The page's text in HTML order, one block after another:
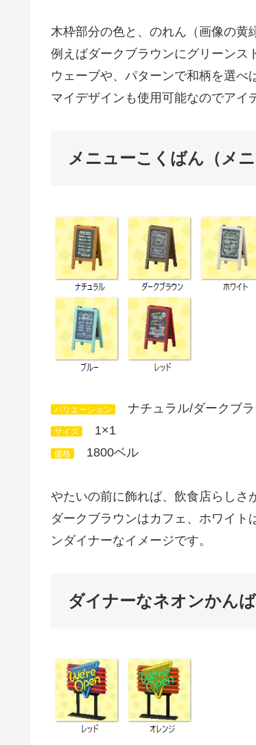
木枠部分の色と、のれん（画像の黄
例えばダークブラウンにグリーンス
ウェーブや、パターンで和柄を選べ
マイデザインも使用可能なのでアイ
メニューこくばん（メニ
バリエーション ナチュラル/ダークブ
サイズ 1×1
価格 1800ベル
やたいの前に飾れば、飲食店らしさ
ダークブラウンはカフェ、ホワイト
ンダイナーなイメージです。
ダイナーなネオンかん